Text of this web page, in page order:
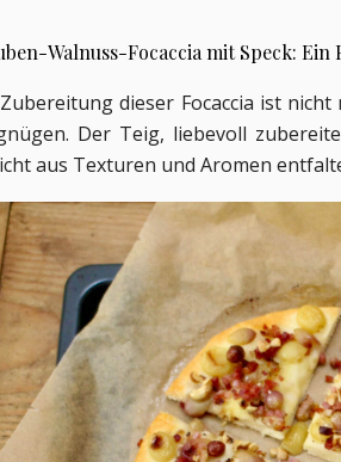
Walnuss-Focaccia mit Speck: Ein
dieser Focaccia ist
Der Teig, liebevoll
aus Texturen und Aromen